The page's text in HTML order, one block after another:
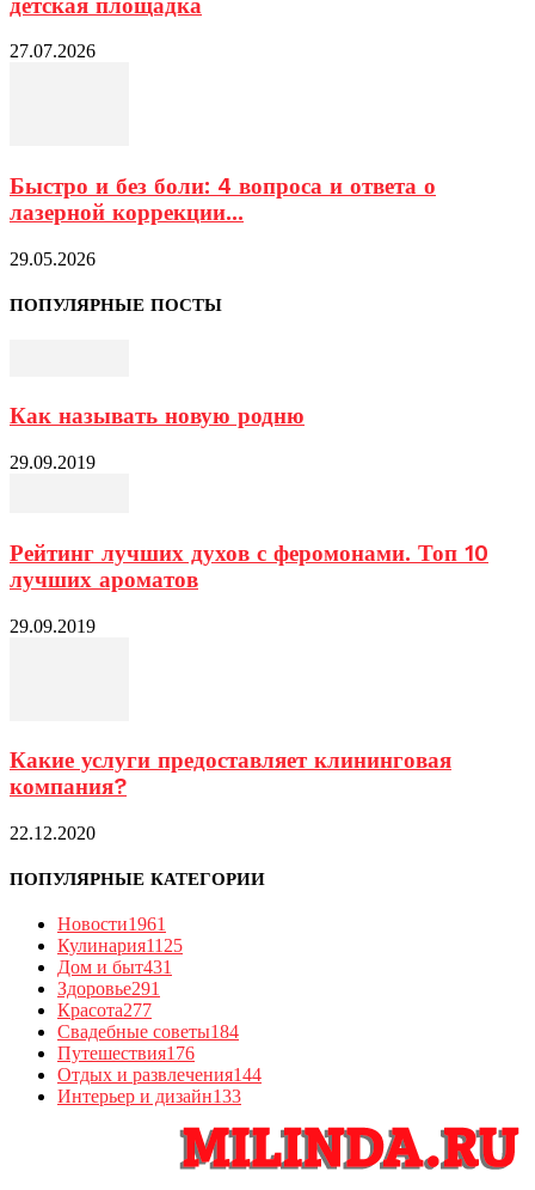
детская площадка
27.07.2026
Быстро и без боли: 4 вопроса и ответа о
лазерной коррекции...
29.05.2026
ПОПУЛЯРНЫЕ ПОСТЫ
Как называть новую родню
29.09.2019
Рейтинг лучших духов с феромонами. Топ 10
лучших ароматов
29.09.2019
Какие услуги предоставляет клининговая
компания?
22.12.2020
ПОПУЛЯРНЫЕ КАТЕГОРИИ
Новости1961
Кулинария1125
Дом и быт431
Здоровье291
Красота277
Свадебные советы184
Путешествия176
Отдых и развлечения144
Интерьер и дизайн133